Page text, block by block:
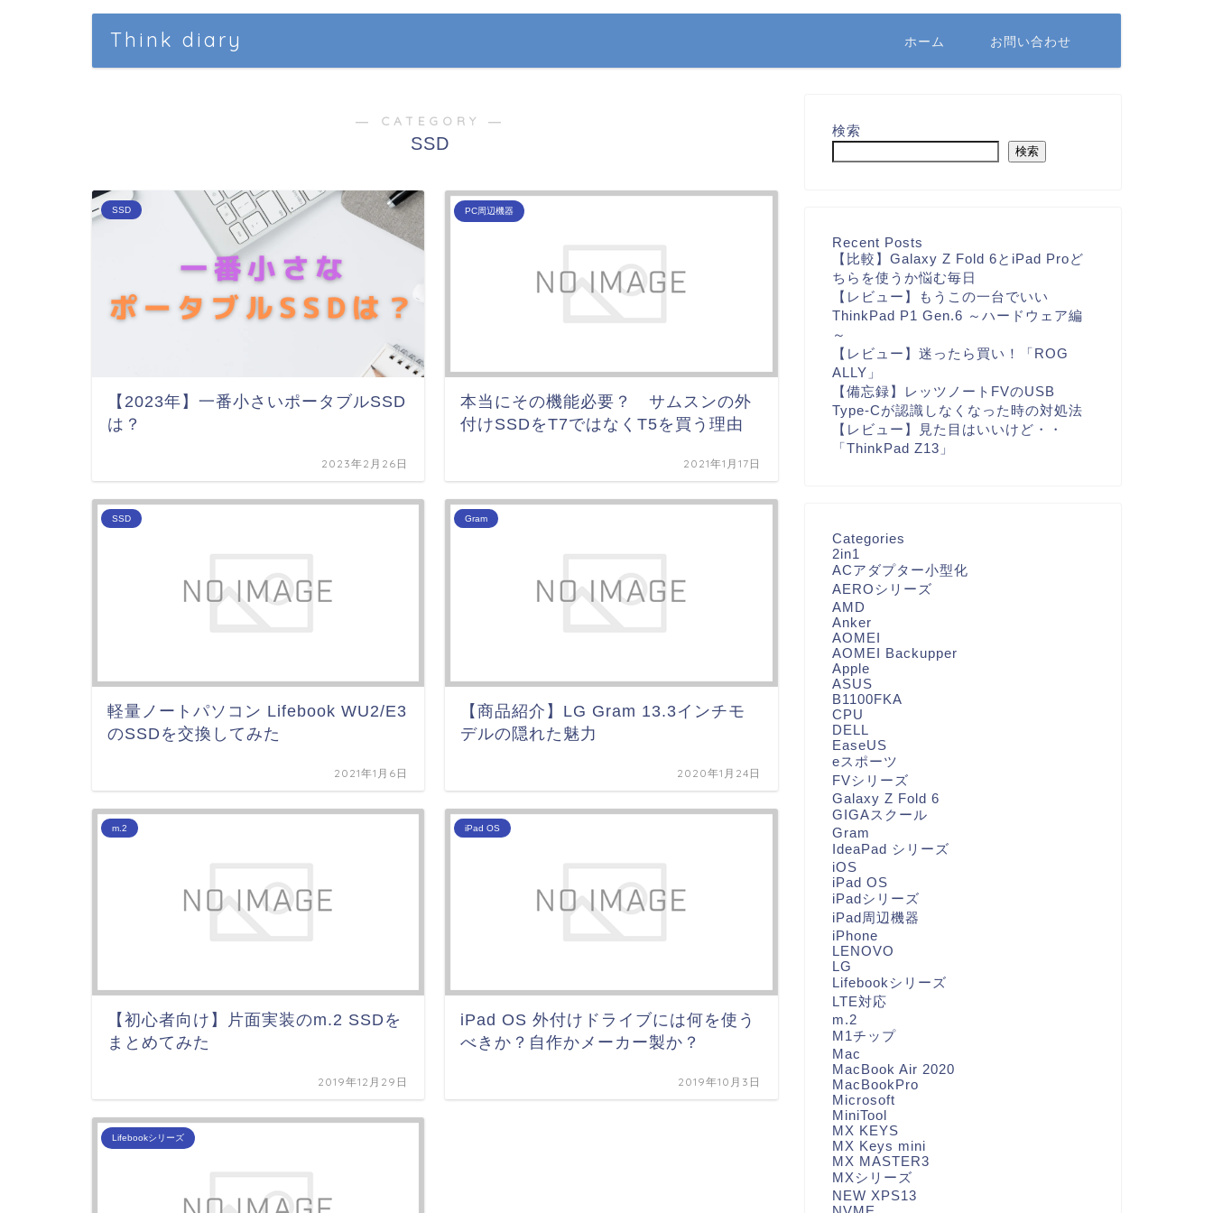
Think diary ホーム お問い合わせ
― CATEGORY ―
SSD
SSD
【2023年】一番小さいポータブルSSD
は？
2023年2月26日
PC周辺機器
本当にその機能必要？ サムスンの外
付けSSDをT7ではなくT5を買う理由
2021年1月17日
SSD
軽量ノートパソコン Lifebook WU2/E3
のSSDを交換してみた
2021年1月6日
Gram
【商品紹介】LG Gram 13.3インチモ
デルの隠れた魅力
2020年1月24日
m.2
【初心者向け】片面実装のm.2 SSDを
まとめてみた
2019年12月29日
iPad OS
iPad OS 外付けドライブには何を使う
べきか？自作かメーカー製か？
2019年10月3日
Lifebookシリーズ
検索
検索
Recent Posts
【比較】Galaxy Z Fold 6とiPad Proど
ちらを使うか悩む毎日
【レビュー】もうこの一台でいい
ThinkPad P1 Gen.6 ～ハードウェア編
～
【レビュー】迷ったら買い！「ROG
ALLY」
【備忘録】レッツノートFVのUSB
Type-Cが認識しなくなった時の対処法
【レビュー】見た目はいいけど・・
「ThinkPad Z13」
Categories
2in1
ACアダプター小型化
AEROシリーズ
AMD
Anker
AOMEI
AOMEI Backupper
Apple
ASUS
B1100FKA
CPU
DELL
EaseUS
eスポーツ
FVシリーズ
Galaxy Z Fold 6
GIGAスクール
Gram
IdeaPad シリーズ
iOS
iPad OS
iPadシリーズ
iPad周辺機器
iPhone
LENOVO
LG
Lifebookシリーズ
LTE対応
m.2
M1チップ
Mac
MacBook Air 2020
MacBookPro
Microsoft
MiniTool
MX KEYS
MX Keys mini
MX MASTER3
MXシリーズ
NEW XPS13